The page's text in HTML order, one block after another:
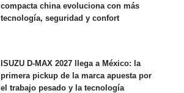
compacta china evoluciona con más
tecnología, seguridad y confort
ISUZU D-MAX 2027 llega a México: la
primera pickup de la marca apuesta por
el trabajo pesado y la tecnología